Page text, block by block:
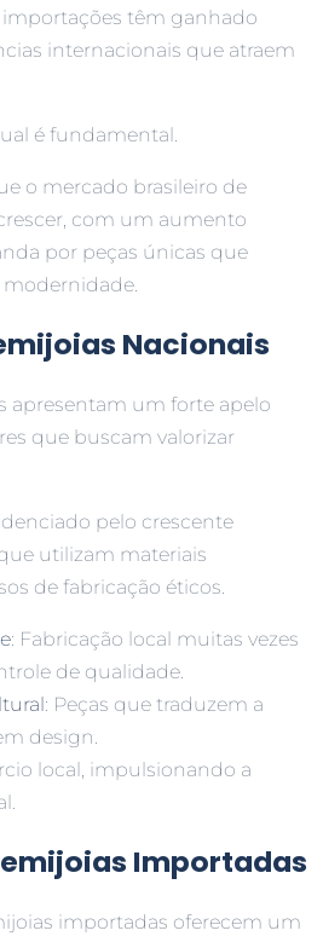
têm ganhado
internacionais que atraem
é fundamental.
o mercado brasileiro de
com um aumento
por peças únicas que
Nacionais
apresentam um forte apelo
que buscam valorizar
pelo crescente
utilizam materiais
de fabricação éticos.
: Fabricação local muitas vezes
de qualidade.
: Peças que traduzem a
design.
local, impulsionando a
Importadas
importadas oferecem um